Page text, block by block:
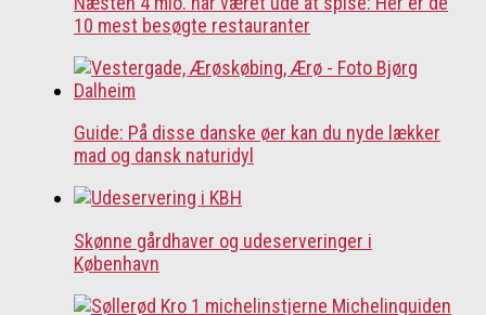
10 mest besøgte restauranter
Guide: På disse danske øer kan du nyde lækker
mad og dansk naturidyl
Skønne gårdhaver og udeserveringer i
København